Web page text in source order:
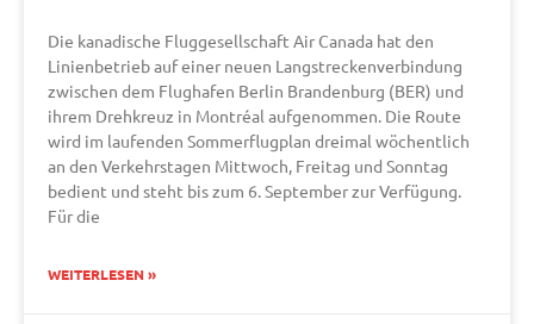
Die kanadische Fluggesellschaft Air Canada hat den
Linienbetrieb auf einer neuen Langstreckenverbindung
zwischen dem Flughafen Berlin Brandenburg (BER) und
ihrem Drehkreuz in Montréal aufgenommen. Die Route
wird im laufenden Sommerflugplan dreimal wöchentlich
an den Verkehrstagen Mittwoch, Freitag und Sonntag
bedient und steht bis zum 6. September zur Verfügung.
Für die
WEITERLESEN »